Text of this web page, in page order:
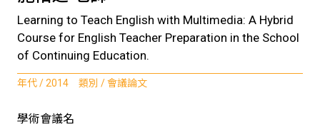
Learning to Teach English with Multimedia: A Hybrid
Course for English Teacher Preparation in the School
of Continuing Education.
年代 / 2014 類別 / 會議論文
學術會議名